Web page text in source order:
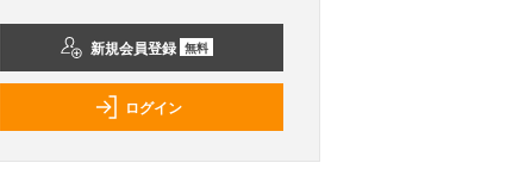
新規会員登録 無料
ログイン